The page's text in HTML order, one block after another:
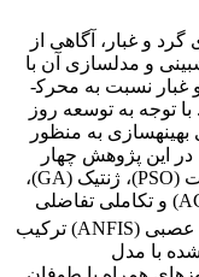
و غبار، آگاهی از
و مدل­سازی آن با
هدف شناخت دقیق­تر رفتار طوفان­های گرد و غبار نسبت به محرک­
توجه به توسعه روز
بهینه­سازی به منظور
این پژوهش چهار
الگوریتم بهینه­سازی فراکاوشی ازدحام ذرات (PSO)، ژنتیک (GA)،
) و تکاملی تفاضلی
(DE) با مدل سیستم استنتاج تطبیقی فازی عصبی (ANFIS) ترکیب
با مدل